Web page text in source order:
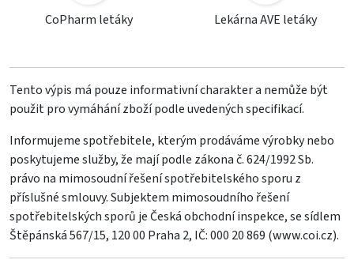
CoPharm letáky Lekárna AVE letáky
Tento výpis má pouze informativní charakter a nemůže být
použit pro vymáhání zboží podle uvedených specifikací.
Informujeme spotřebitele, kterým prodáváme výrobky nebo
poskytujeme služby, že mají podle zákona č. 624/1992 Sb.
právo na mimosoudní řešení spotřebitelského sporu z
příslušné smlouvy. Subjektem mimosoudního řešení
spotřebitelských sporů je Česká obchodní inspekce, se sídlem
Štěpánská 567/15, 120 00 Praha 2, IČ: 000 20 869 (www.coi.cz).